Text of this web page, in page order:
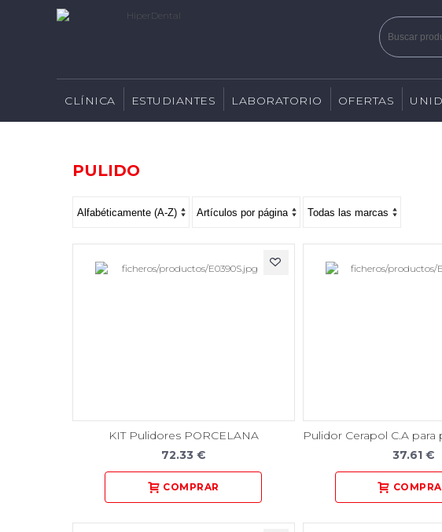
CLÍNICA ESTUDIANTES LABORATORIO OFERTAS
PULIDO
KIT Pulidores PORCELANA
72.33 €
37.61 €